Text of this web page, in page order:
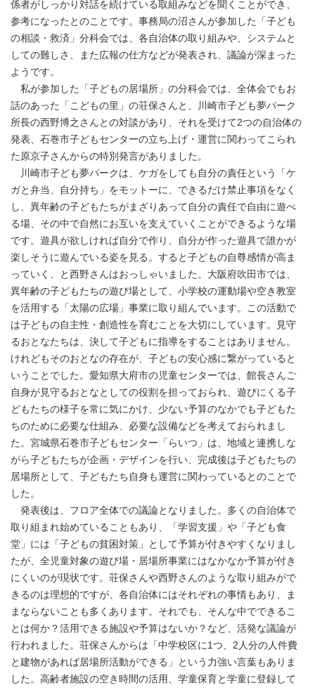
係者がしっかり対話を続けている取組みなどを聞くことができ、
参考になったとのことです。事務局の沼さんが参加した「子ども
の相談・救済」分科会では、各自治体の取り組みや、システムと
しての難しさ、また広報の仕方などが発表され、議論が深まった
ようです。
私が参加した「子どもの居場所」の分科会では、全体会でもお
話のあった「こどもの里」の荘保さんと、川崎市子ども夢パーク
所長の西野博之さんとの対談があり、それを受けて2つの自治体の
発表、石巻市子どもセンターの立ち上げ・運営に関わってこられ
た原京子さんからの特別発言がありました。
川崎市子ども夢パークは、ケガをしても自分の責任という「ケ
ガと弁当、自分持ち」をモットーに、できるだけ禁止事項をなく
し、異年齢の子どもたちがまざりあって自分の責任で自由に遊べ
る場、その中で自然にお互いを支えていくことができるような場
です。遊具が欲しければ自分で作り、自分が作った遊具で誰かが
楽しそうに遊んでいる姿を見る。すると子どもの自尊感情が高ま
っていく、と西野さんはおっしゃいました。大阪府吹田市では、
異年齢の子どもたちの遊び場として、小学校の運動場や空き教室
を活用する「太陽の広場」事業に取り組んでいます。この活動で
は子どもの自主性・創造性を育むことを大切にしています。見守
るおとなたちは、決して子どもに指導をすることはありません。
けれどもそのおとなの存在が、子どもの安心感に繋がっていると
いうことでした。愛知県大府市の児童センターでは、館長さんご
自身が見守るおとなとしての役割を担っておられ、遊びにくる子
どもたちの様子を常に気にかけ、少ない予算のなかでも子どもた
ちのために必要な仕組み、必要な設備などを考えておられまし
た。宮城県石巻市子どもセンター「らいつ」は、地域と連携しな
がら子どもたちが企画・デザインを行い、完成後は子どもたちの
居場所として、子どもたち自身も運営に関わっているとのことで
した。
発表後は、フロア全体での議論となりました。多くの自治体で
取り組まれ始めていることもあり、「学習支援」や「子ども食
堂」には「子どもの貧困対策」として予算が付きやすくなりまし
たが、全児童対象の遊び場・居場所事業にはなかなか予算が付き
にくいのが現状です。荘保さんや西野さんのような取り組みがで
きるのは理想的ですが、各自治体にはそれぞれの事情もあり、ま
まならないことも多くあります。それでも、そんな中でできるこ
とは何か？活用できる施設や予算はないか？など、活発な議論が
行われました。荘保さんからは「中学校区に1つ、2人分の人件費
と建物があれば居場所活動ができる」という力強い言葉もありま
した。高齢者施設の空き時間の活用、学童保育と学童に登録して